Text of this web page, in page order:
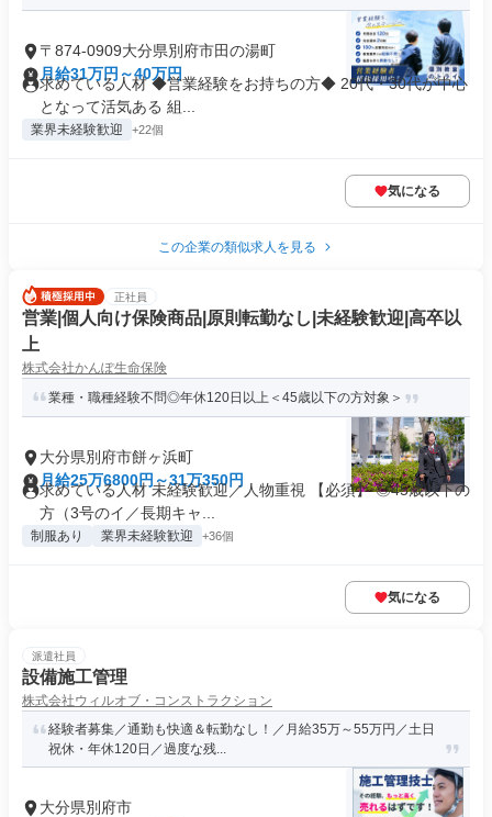
〒874-0909大分県別府市田の湯町
月給31万円～40万円
求めている人材 ◆営業経験をお持ちの方◆ 20代・30代が中心
となって活気ある 組...
業界未経験歓迎 +22個
気になる
この企業の類似求人を見る
正社員
営業|個人向け保険商品|原則転勤なし|未経験歓迎|高卒以
上
株式会社かんぽ生命保険
業種・職種経験不問◎年休120日以上＜45歳以下の方対象＞
大分県別府市餅ヶ浜町
月給25万6800円～31万350円
求めている人材 未経験歓迎／人物重視 【必須】 ◎45歳以下の
方（3号のイ／長期キャ...
制服あり 業界未経験歓迎 +36個
気になる
派遣社員
設備施工管理
株式会社ウィルオブ・コンストラクション
経験者募集／通勤も快適＆転勤なし！／月給35万～55万円／土日
祝休・年休120日／過度な残...
大分県別府市